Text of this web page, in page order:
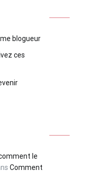
blogueur
ces
le
Comment